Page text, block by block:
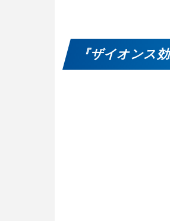
『ザイオンス